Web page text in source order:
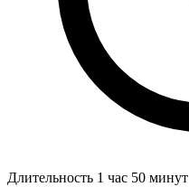
Длительность 1 час 50 минут